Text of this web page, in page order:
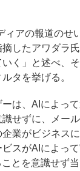
アの報道のせ
したアワダラ
く」と述べ、
タを挙げる。
は、AIによっ
せずに、メー
業がビジネス
スがAIによっ
とを意識せず